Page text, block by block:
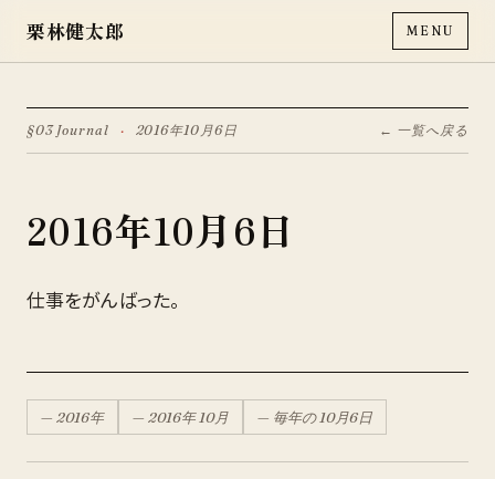
栗林健太郎 MENU
§03 Journal · 2016年10月6日 ← 一覧へ戻る
2016年10月6日
仕事をがんばった。
— 2016年 — 2016年 10月 — 毎年の 10月6日